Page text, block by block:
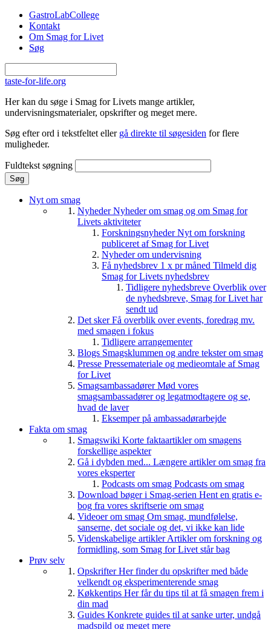
Gå til hovedindhold
GastroLabCollege
Kontakt
Om Smag for Livet
Søg
taste-for-life.org
Her kan du søge i Smag for Livets mange artikler,
undervisningsmaterialer, opskrifter og meget mere.
Søg efter ord i tekstfeltet eller gå direkte til søgesiden for flere
muligheder.
Fuldtekst søgning
Nyt om smag
NyhederNyheder om smag og om Smag for
Livets aktiviteter
ForskningsnyhederNyt om forskning
publiceret af Smag for Livet
Nyheder om undervisning
Få nyhedsbrev 1 x pr måned Tilmeld dig
Smag for Livets nyhedsbrev
Tidligere nyhedsbreve Overblik over
de nyhedsbreve, Smag for Livet har
sendt ud
Det skerFå overblik over events, foredrag mv.
med smagen i fokus
Tidligere arrangementer
Blogs Smagsklummen og andre tekster om smag
Presse Pressemateriale og medieomtale af Smag
for Livet
SmagsambassadørerMød vores
smagsambassadører og legatmodtagere og se,
hvad de laver
Eksemper på ambassadørarbejde
Fakta om smag
Smagswiki Korte faktaartikler om smagens
forskellige aspekter
Gå i dybden med... Længere artikler om smag fra
vores eksperter
Podcasts om smag Podcasts om smag
Download bøger i Smag-serien Hent en gratis e-
bog fra vores skriftserie om smag
Videoer om smag Om smag, mundfølelse,
sanserne, det sociale og det, vi ikke kan lide
Videnskabelige artiklerArtikler om forskning og
formidling, som Smag for Livet står bag
Prøv selv
OpskrifterHer finder du opskrifter med både
velkendt og eksperimenterende smag
Køkkentips Her får du tips til at få smagen frem i
din mad
Guides Konkrete guides til at sanke urter, undgå
madspild og meget mere